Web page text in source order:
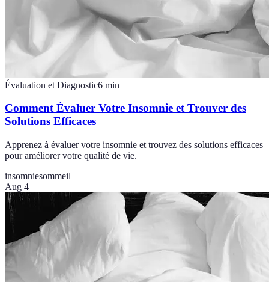
Évaluation et Diagnostic6 min
Comment Évaluer Votre Insomnie et Trouver des
Solutions Efficaces
Apprenez à évaluer votre insomnie et trouvez des solutions efficaces
pour améliorer votre qualité de vie.
insomniesommeil
Aug 4